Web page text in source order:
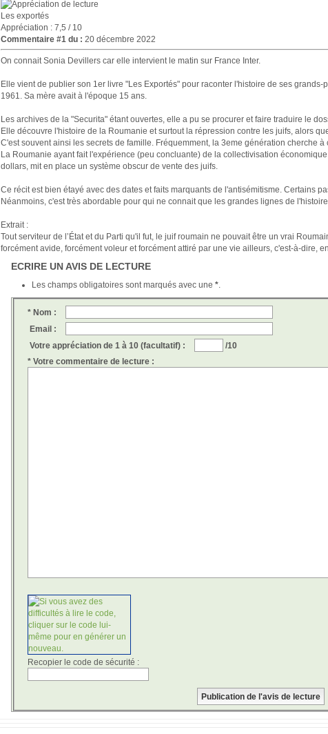
Les exportés
Appréciation : 7,5 / 10
Commentaire #1 du : 20 décembre 2022
On connait Sonia Devillers car elle intervient le matin sur France Inter.
Elle vient de publier son 1er livre "Les Exportés" pour raconter l'histoire de ses
1961. Sa mère avait à l'époque 15 ans.
Les archives de la "Securita" étant ouvertes, elle a pu se procurer et faire traduire le
Elle découvre l'histoire de la Roumanie et surtout la répression contre les juifs, alors
C'est souvent ainsi les secrets de famille. Fréquemment, la 3eme génération cherche à
La Roumanie ayant fait l'expérience (peu concluante) de la collectivisation
dollars, mit en place un système obscur de vente des juifs.
Ce récit est bien étayé avec des dates et faits marquants de l'antisémitisme. Certains
Néanmoins, c'est très abordable pour qui ne connait que les grandes lignes de
Extrait :
Tout serviteur de l’État et du Parti qu'il fut, le juif roumain ne pouvait être un vrai
forcément avide, forcément voleur et forcément attiré par une vie ailleurs, c'est-à-dire,
ECRIRE UN AVIS DE LECTURE
Les champs obligatoires sont marqués avec une*
* Nom :
Email :
Votre appréciation de 1 à 10 (facultatif) :
/10
* Votre commentaire de lecture :
Recopier le code de sécurité :